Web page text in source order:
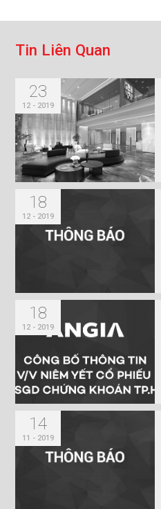
Tin Liên Quan
23
12 - 2019
18
12 - 2019
18
12 - 2019
14
11 - 2019